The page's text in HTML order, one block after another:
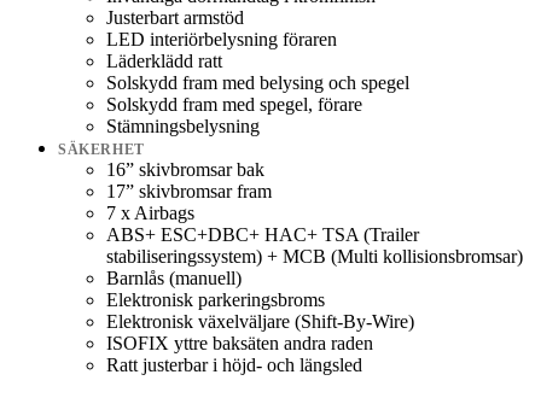
Justerbart armstöd
LED interiörbelysning föraren
Läderklädd ratt
Solskydd fram med belysing och spegel
Solskydd fram med spegel, förare
Stämningsbelysning
SÄKERHET
16” skivbromsar bak
17” skivbromsar fram
7 x Airbags
ABS+ ESC+DBC+ HAC+ TSA (Trailer
stabiliseringssystem) + MCB (Multi kollisionsbromsar)
Barnlås (manuell)
Elektronisk parkeringsbroms
Elektronisk växelväljare (Shift-By-Wire)
ISOFIX yttre baksäten andra raden
Ratt justerbar i höjd- och längsled